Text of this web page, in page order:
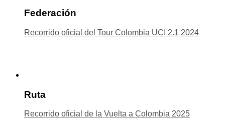
Federación
Recorrido oficial del Tour Colombia UCI 2.1 2024
Ruta
Recorrido oficial de la Vuelta a Colombia 2025